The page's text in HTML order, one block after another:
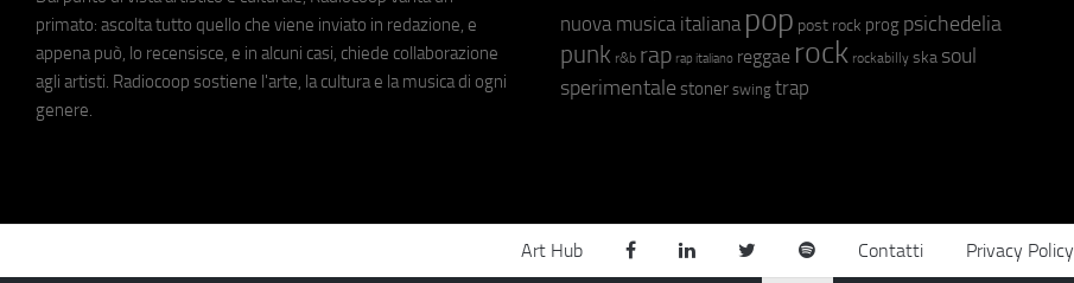
primato: ascolta tutto quello che viene inviato in redazione, e
appena può, lo recensisce, e in alcuni casi, chiede collaborazione
agli artisti. Radiocoop sostiene l'arte, la cultura e la musica di ogni
genere.
nuova musica italiana pop post rock prog psichedelia
punk r&b rap rap italiano reggae rock rockabilly ska soul
sperimentale stoner swing trap
Art Hub Contatti Privacy Policy